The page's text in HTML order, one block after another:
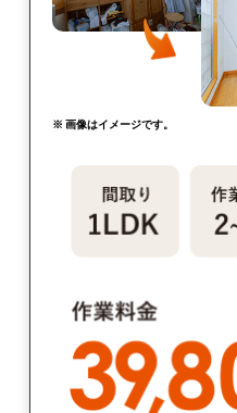
※ 画像はイメージです。